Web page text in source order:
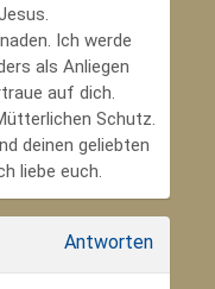
Ich werde
als Anliegen
auf dich.
Schutz.
deinen geliebten
liebe euch.
Antworten